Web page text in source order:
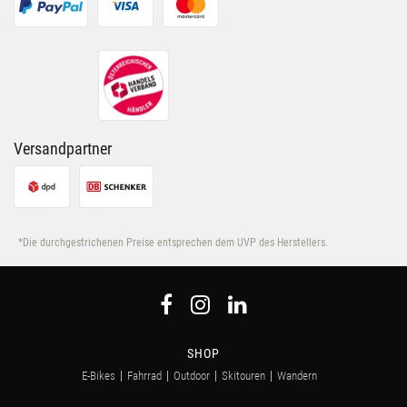
Versandpartner
*Die durchgestrichenen Preise entsprechen dem UVP des Herstellers.
SHOP
E-Bikes Fahrrad Outdoor Skitouren Wandern